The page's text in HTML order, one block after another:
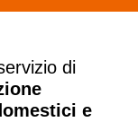
di
e